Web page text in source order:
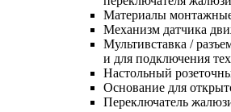
Материалы
Механизм датчика
Мультивставка /
и для подключения
Настольный
Основание для
Переключатель